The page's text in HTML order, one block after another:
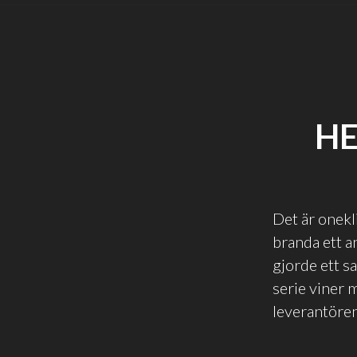
Det är
branda ett
gjorde ett
serie viner